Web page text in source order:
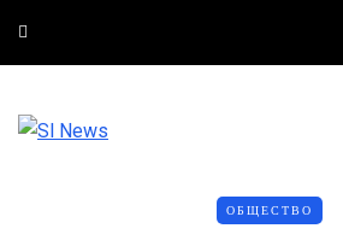
ОБЩЕСТВО